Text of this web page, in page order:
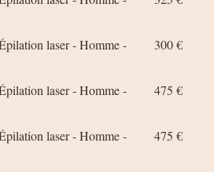
laser - Homme -
300 €
laser - Homme -
475 €
laser - Homme -
475 €